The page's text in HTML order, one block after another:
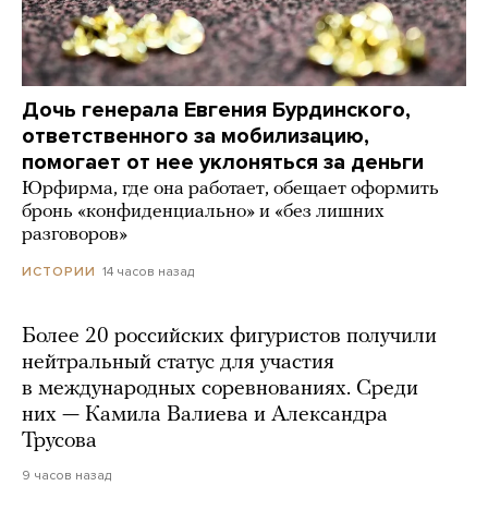
Дочь генерала Евгения Бурдинского,
ответственного за мобилизацию,
помогает от нее уклоняться за деньги
Юрфирма, где она работает, обещает оформить
бронь «конфиденциально» и «без лишних
разговоров»
ИСТОРИИ 14 часов назад
Более 20 российских фигуристов получили
нейтральный статус для участия
в международных соревнованиях. Среди
них — Камила Валиева и Александра
Трусова
9 часов назад